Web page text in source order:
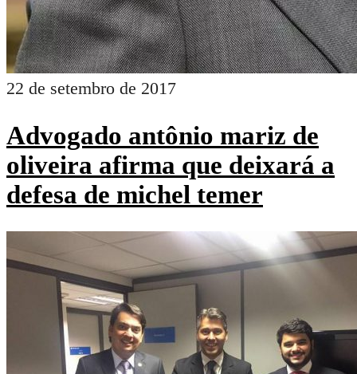
22 de setembro de 2017
Advogado antônio mariz de
oliveira afirma que deixará a
defesa de michel temer